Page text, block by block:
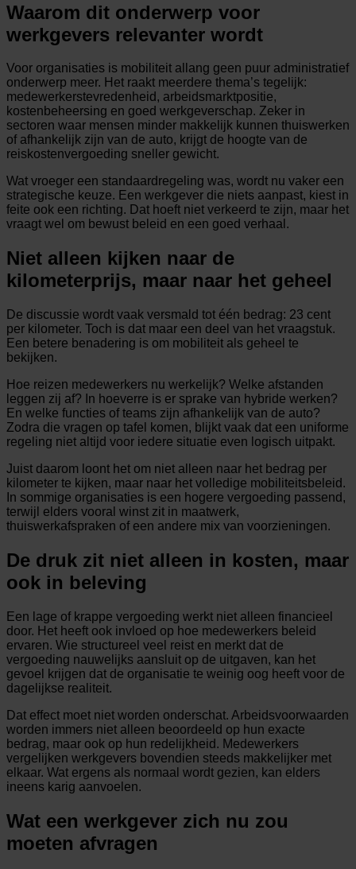
Waarom dit onderwerp voor
werkgevers relevanter wordt
Voor organisaties is mobiliteit allang geen puur administratief
onderwerp meer. Het raakt meerdere thema’s tegelijk:
medewerkerstevredenheid, arbeidsmarktpositie,
kostenbeheersing en goed werkgeverschap. Zeker in
sectoren waar mensen minder makkelijk kunnen thuiswerken
of afhankelijk zijn van de auto, krijgt de hoogte van de
reiskostenvergoeding sneller gewicht.
Wat vroeger een standaardregeling was, wordt nu vaker een
strategische keuze. Een werkgever die niets aanpast, kiest in
feite ook een richting. Dat hoeft niet verkeerd te zijn, maar het
vraagt wel om bewust beleid en een goed verhaal.
Niet alleen kijken naar de
kilometerprijs, maar naar het geheel
De discussie wordt vaak versmald tot één bedrag: 23 cent
per kilometer. Toch is dat maar een deel van het vraagstuk.
Een betere benadering is om mobiliteit als geheel te
bekijken.
Hoe reizen medewerkers nu werkelijk? Welke afstanden
leggen zij af? In hoeverre is er sprake van hybride werken?
En welke functies of teams zijn afhankelijk van de auto?
Zodra die vragen op tafel komen, blijkt vaak dat een uniforme
regeling niet altijd voor iedere situatie even logisch uitpakt.
Juist daarom loont het om niet alleen naar het bedrag per
kilometer te kijken, maar naar het volledige mobiliteitsbeleid.
In sommige organisaties is een hogere vergoeding passend,
terwijl elders vooral winst zit in maatwerk,
thuiswerkafspraken of een andere mix van voorzieningen.
De druk zit niet alleen in kosten, maar
ook in beleving
Een lage of krappe vergoeding werkt niet alleen financieel
door. Het heeft ook invloed op hoe medewerkers beleid
ervaren. Wie structureel veel reist en merkt dat de
vergoeding nauwelijks aansluit op de uitgaven, kan het
gevoel krijgen dat de organisatie te weinig oog heeft voor de
dagelijkse realiteit.
Dat effect moet niet worden onderschat. Arbeidsvoorwaarden
worden immers niet alleen beoordeeld op hun exacte
bedrag, maar ook op hun redelijkheid. Medewerkers
vergelijken werkgevers bovendien steeds makkelijker met
elkaar. Wat ergens als normaal wordt gezien, kan elders
ineens karig aanvoelen.
Wat een werkgever zich nu zou
moeten afvragen